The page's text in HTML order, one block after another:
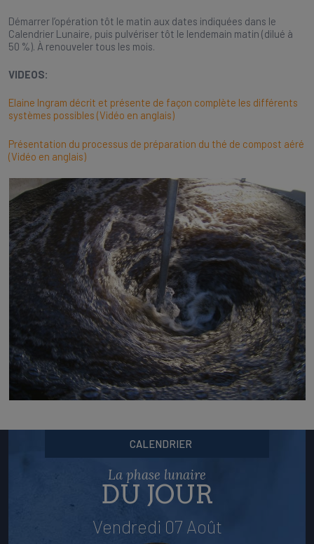
Démarrer l’opération tôt le matin aux dates indiquées dans le
Calendrier Lunaire, puis pulvériser tôt le lendemain matin (dilué à
50 %). À renouveler tous les mois.
VIDEOS:
Elaine Ingram décrit et présente de façon complète les différents
systèmes possibles (Vidéo en anglais)
Présentation du processus de préparation du thé de compost aéré
(Vidéo en anglais)
CALENDRIER
La phase lunaire
DU JOUR
Vendredi 07 Août